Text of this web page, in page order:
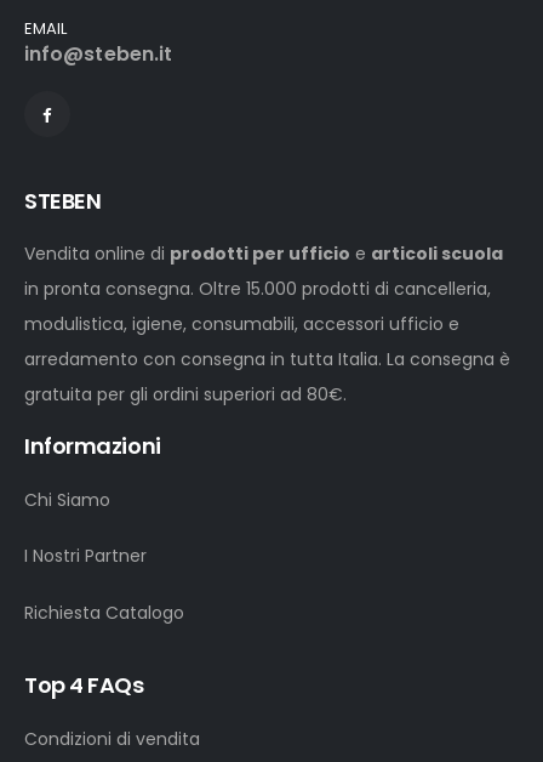
EMAIL
info@steben.it
STEBEN
Vendita online di prodotti per ufficio e articoli scuola
in pronta consegna. Oltre 15.000 prodotti di cancelleria,
modulistica, igiene, consumabili, accessori ufficio e
arredamento con consegna in tutta Italia. La consegna è
gratuita per gli ordini superiori ad 80€.
Informazioni
Chi Siamo
I Nostri Partner
Richiesta Catalogo
Top 4 FAQs
Condizioni di vendita